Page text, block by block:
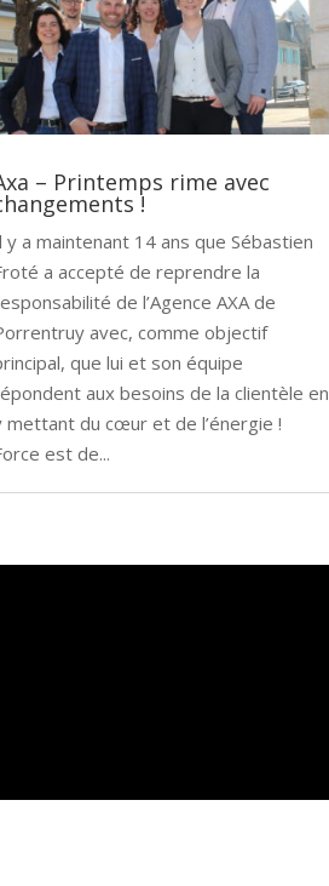
– Printemps rime avec
!
y a maintenant 14 ans que Sébastien
a accepté de reprendre la
de l’Agence AXA de
avec, comme objectif
que lui et son équipe
aux besoins de la clientèle en
mettant du cœur et de l’énergie !
est de...